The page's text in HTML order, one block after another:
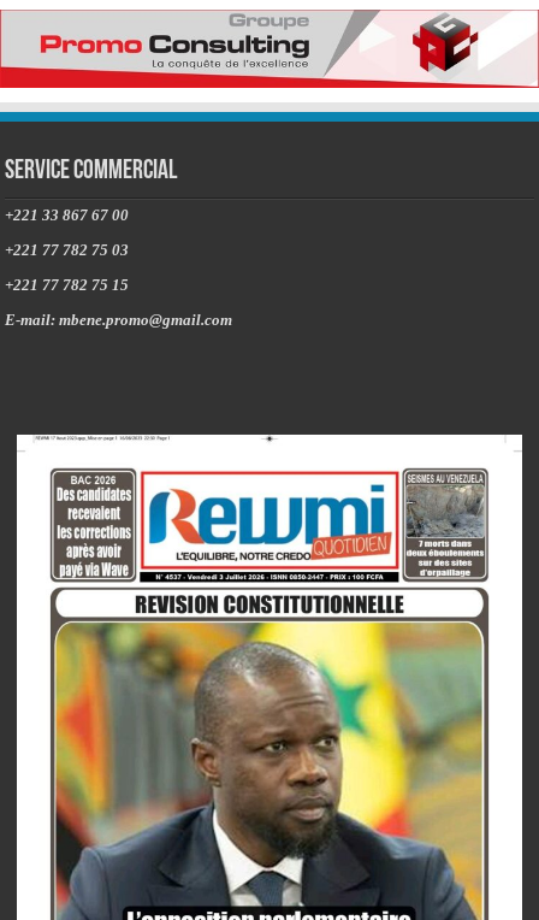
Service commercial
+221 33 867 67 00
+221 77 782 75 03
+221 77 782 75 15
E-mail: mbene.promo@gmail.com